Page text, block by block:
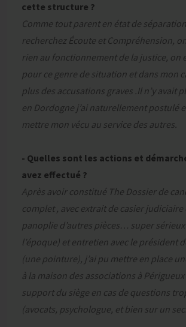
cette structure ?
Comme tout parent en état de
recherchez Écoute et Compréhension,
rien au fonctionnement de la justice, on
pour ce genre de situation et dans mon
plus des accusations graves .Il n’y avait
en Dordogne j’ai naturellement postulé
mettre mon vécu au service des autres.
- Quelles sont les actions et
avez effectué ?
Après avoir constitué The Dossier de
complet , avec extrait de casier
panoplie d’autres pièces… super sérieux
l’époque) et entretien avec le président
(une pointure), j’ai pu mettre en place
à la maison des associations à
support du siège en cas de questions
(avocats, psychologue, et bien sur un